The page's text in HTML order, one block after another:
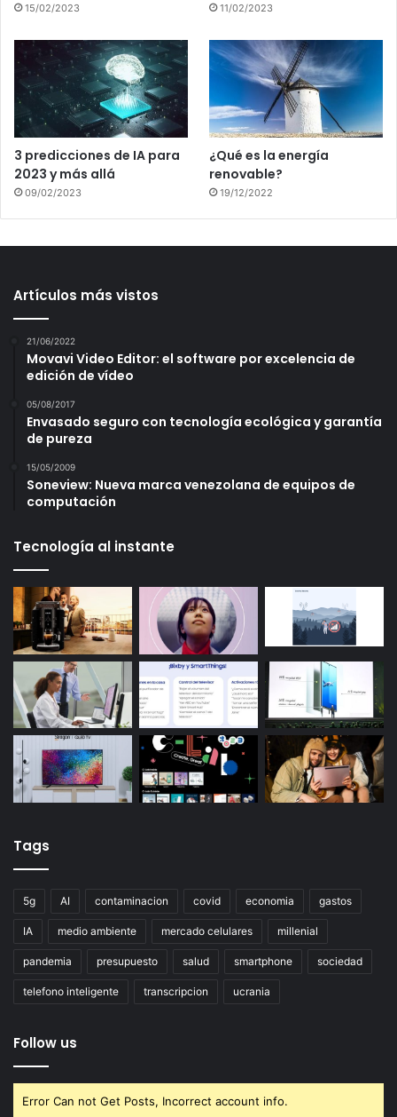
15/02/2023 11/02/2023
3 predicciones de IA para
2023 y más allá
09/02/2023
¿Qué es la energía
renovable?
19/12/2022
Artículos más vistos
21/06/2022
Movavi Video Editor: el software por excelencia de
edición de vídeo
05/08/2017
Envasado seguro con tecnología ecológica y garantía
de pureza
15/05/2009
Soneview: Nueva marca venezolana de equipos de
computación
Tecnología al instante
Tags
5g AI contaminacion covid economia gastos
IA medio ambiente mercado celulares millenial
pandemia presupuesto salud smartphone sociedad
telefono inteligente transcripcion ucrania
Follow us
Error Can not Get Posts, Incorrect account info.